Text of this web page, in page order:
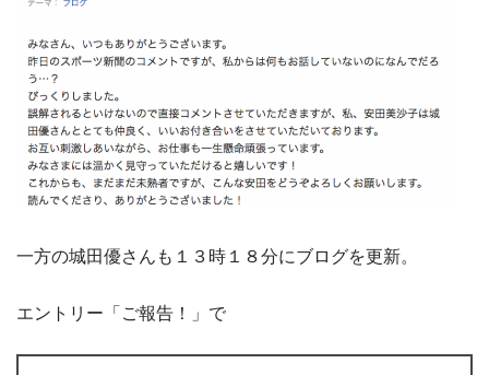
一方の城田優さんも１３時１８分にブログを更新。
エントリー「ご報告！」で